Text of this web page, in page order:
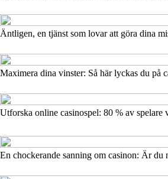
Äntligen, en tjänst som lovar att göra dina
Maximera dina vinster: Så här lyckas du på
Utforska online casinospel: 80 % av spelare
En chockerande sanning om casinon: Är du